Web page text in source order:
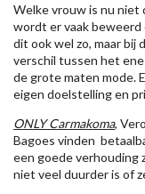
Welke vrouw is nu niet
wordt er vaak beweerd
dit ook wel zo, maar bij
verschil tussen het
de grote maten mode.
eigen doelstelling en
ONLY Carmakoma,
Bagoes vinden
een goede verhouding
niet veel duurder is of